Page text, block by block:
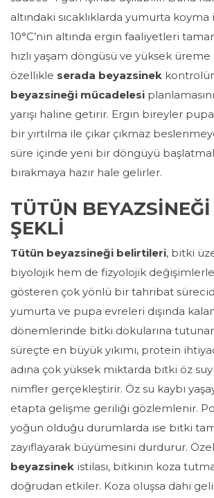
altındaki sıcaklıklarda yumurta
10°C’nin altında ergin faaliyetleri
hızlı yaşam döngüsü ve yüksek
özellikle serada beyazsinek
beyazsineği mücadelesi
yarışı haline getirir. Ergin bireyler
bir yırtılma ile çıkar çıkmaz
süre içinde yeni bir döngüyü
bırakmaya hazır hale gelirler.
TÜTÜN
ŞEKLİ
Tütün beyazsineği belirtileri, bitki
biyolojik hem de fizyolojik
gösteren çok yönlü bir tahribat
yumurta ve pupa evreleri dışında
dönemlerinde bitki dokularına
süreçte en büyük yıkımı, protein
adına çok yüksek miktarda bitki öz
nimfler gerçekleştirir. Öz su kaybı
etapta gelişme geriliği gözlemlenir.
yoğun olduğu durumlarda ise bitki
zayıflayarak büyümesini durdurur.
beyazsinek istilası, bitkinin koza
doğrudan etkiler. Koza oluşsa dahi